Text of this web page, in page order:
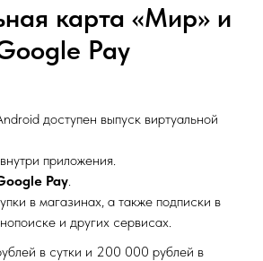
карта «Мир» и
Pay
доступен выпуск виртуальной
приложения.
Pay.
в магазинах, а также подписки в
и других сервисах.
в сутки и 200 000 рублей в